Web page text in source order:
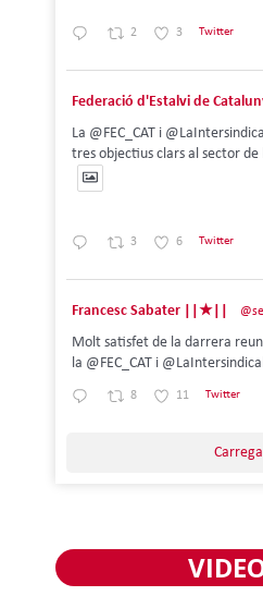
2 3 Twitter
Federació d'Estalvi de
La @FEC_CAT i
tres objectius clars al sector de
3 6 Twitter
Francesc Sabater ||★||
Molt satisfet de la darrera
la @FEC_CAT i
8 11 Twitter